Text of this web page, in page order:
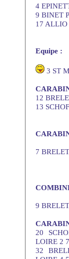
4
9 BINET
17 ALLIO
Equipe :
3 ST
12
13
7
9
20
LOIRE 2
32